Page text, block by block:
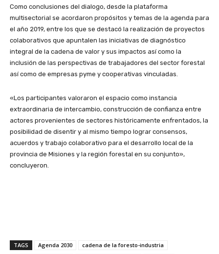
Como conclusiones del dialogo, desde la plataforma
multisectorial se acordaron propósitos y temas de la agenda para
el año 2019, entre los que se destacó la realización de proyectos
colaborativos que apuntalen las iniciativas de diagnóstico
integral de la cadena de valor y sus impactos así como la
inclusión de las perspectivas de trabajadores del sector forestal
así como de empresas pyme y cooperativas vinculadas.
«Los participantes valoraron el espacio como instancia
extraordinaria de intercambio, construcción de confianza entre
actores provenientes de sectores históricamente enfrentados, la
posibilidad de disentir y al mismo tiempo lograr consensos,
acuerdos y trabajo colaborativo para el desarrollo local de la
provincia de Misiones y la región forestal en su conjunto»,
concluyeron.
TAGS Agenda 2030
cadena de la foresto-industria